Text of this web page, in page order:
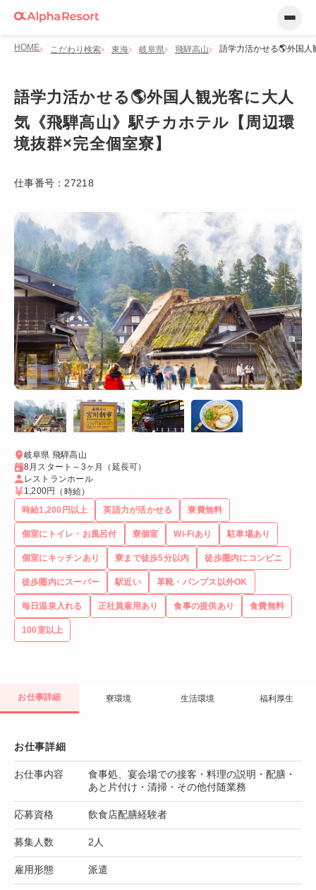
HOME こだわり検索 東海 岐阜県 飛騨高山 語学力活かせる🌎外国
語学力活かせる🌎外国人観光客に大人
気《飛騨高山》駅チカホテル【周辺環
境抜群×完全個室寮】
仕事番号： 27218
岐阜県 飛騨高山
8月スタート～3ヶ月（延長可）
レストランホール
1,200円
（時給）
時給1,200円以上
英語力が活かせる 寮費無料
個室にトイレ・お風呂付 寮個室 Wi-Fiあり 駐車場あり
個室にキッチンあり 寮まで徒歩5分以内 徒歩圏内にコンビニ
徒歩圏内にスーパー 駅近い 革靴・パンプス以外OK
毎日温泉入れる 正社員雇用あり 食事の提供あり 食費無料
100室以上
お仕事詳細 寮環境 生活環境 福利厚生
お仕事詳細
お仕事内容
食事処、宴会場での接客・料理の説明・配膳・
あと片付け・清掃・その他付随業務
応募資格 飲食店配膳経験者
募集人数 2人
雇用形態 派遣